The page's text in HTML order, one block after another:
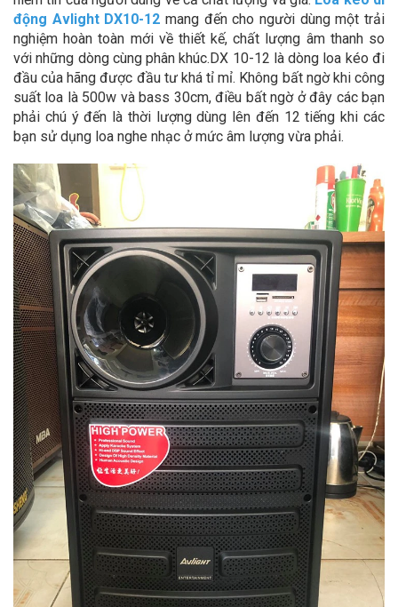
động Avlight DX10-12 mang đến cho người dùng một trải
nghiệm hoàn toàn mới về thiết kế, chất lượng âm thanh so
với những dòng cùng phân khúc.DX 10-12 là dòng loa kéo đi
đầu của hãng được đầu tư khá tỉ mỉ. Không bất ngờ khi công
suất loa là 500w và bass 30cm, điều bất ngờ ở đây các bạn
phải chú ý đến là thời lượng dùng lên đến 12 tiếng khi các
bạn sử dụng loa nghe nhạc ở mức âm lượng vừa phải.